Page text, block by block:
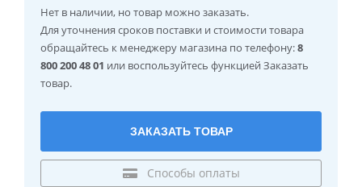
Нет в наличии, но товар можно заказать.
Для уточнения сроков поставки и стоимости товара
обращайтесь к менеджеру магазина по телефону:8
800 200 48 01 или воспользуйтесь функцией Заказать
товар.
ЗАКАЗАТЬ ТОВАР
Способы оплаты